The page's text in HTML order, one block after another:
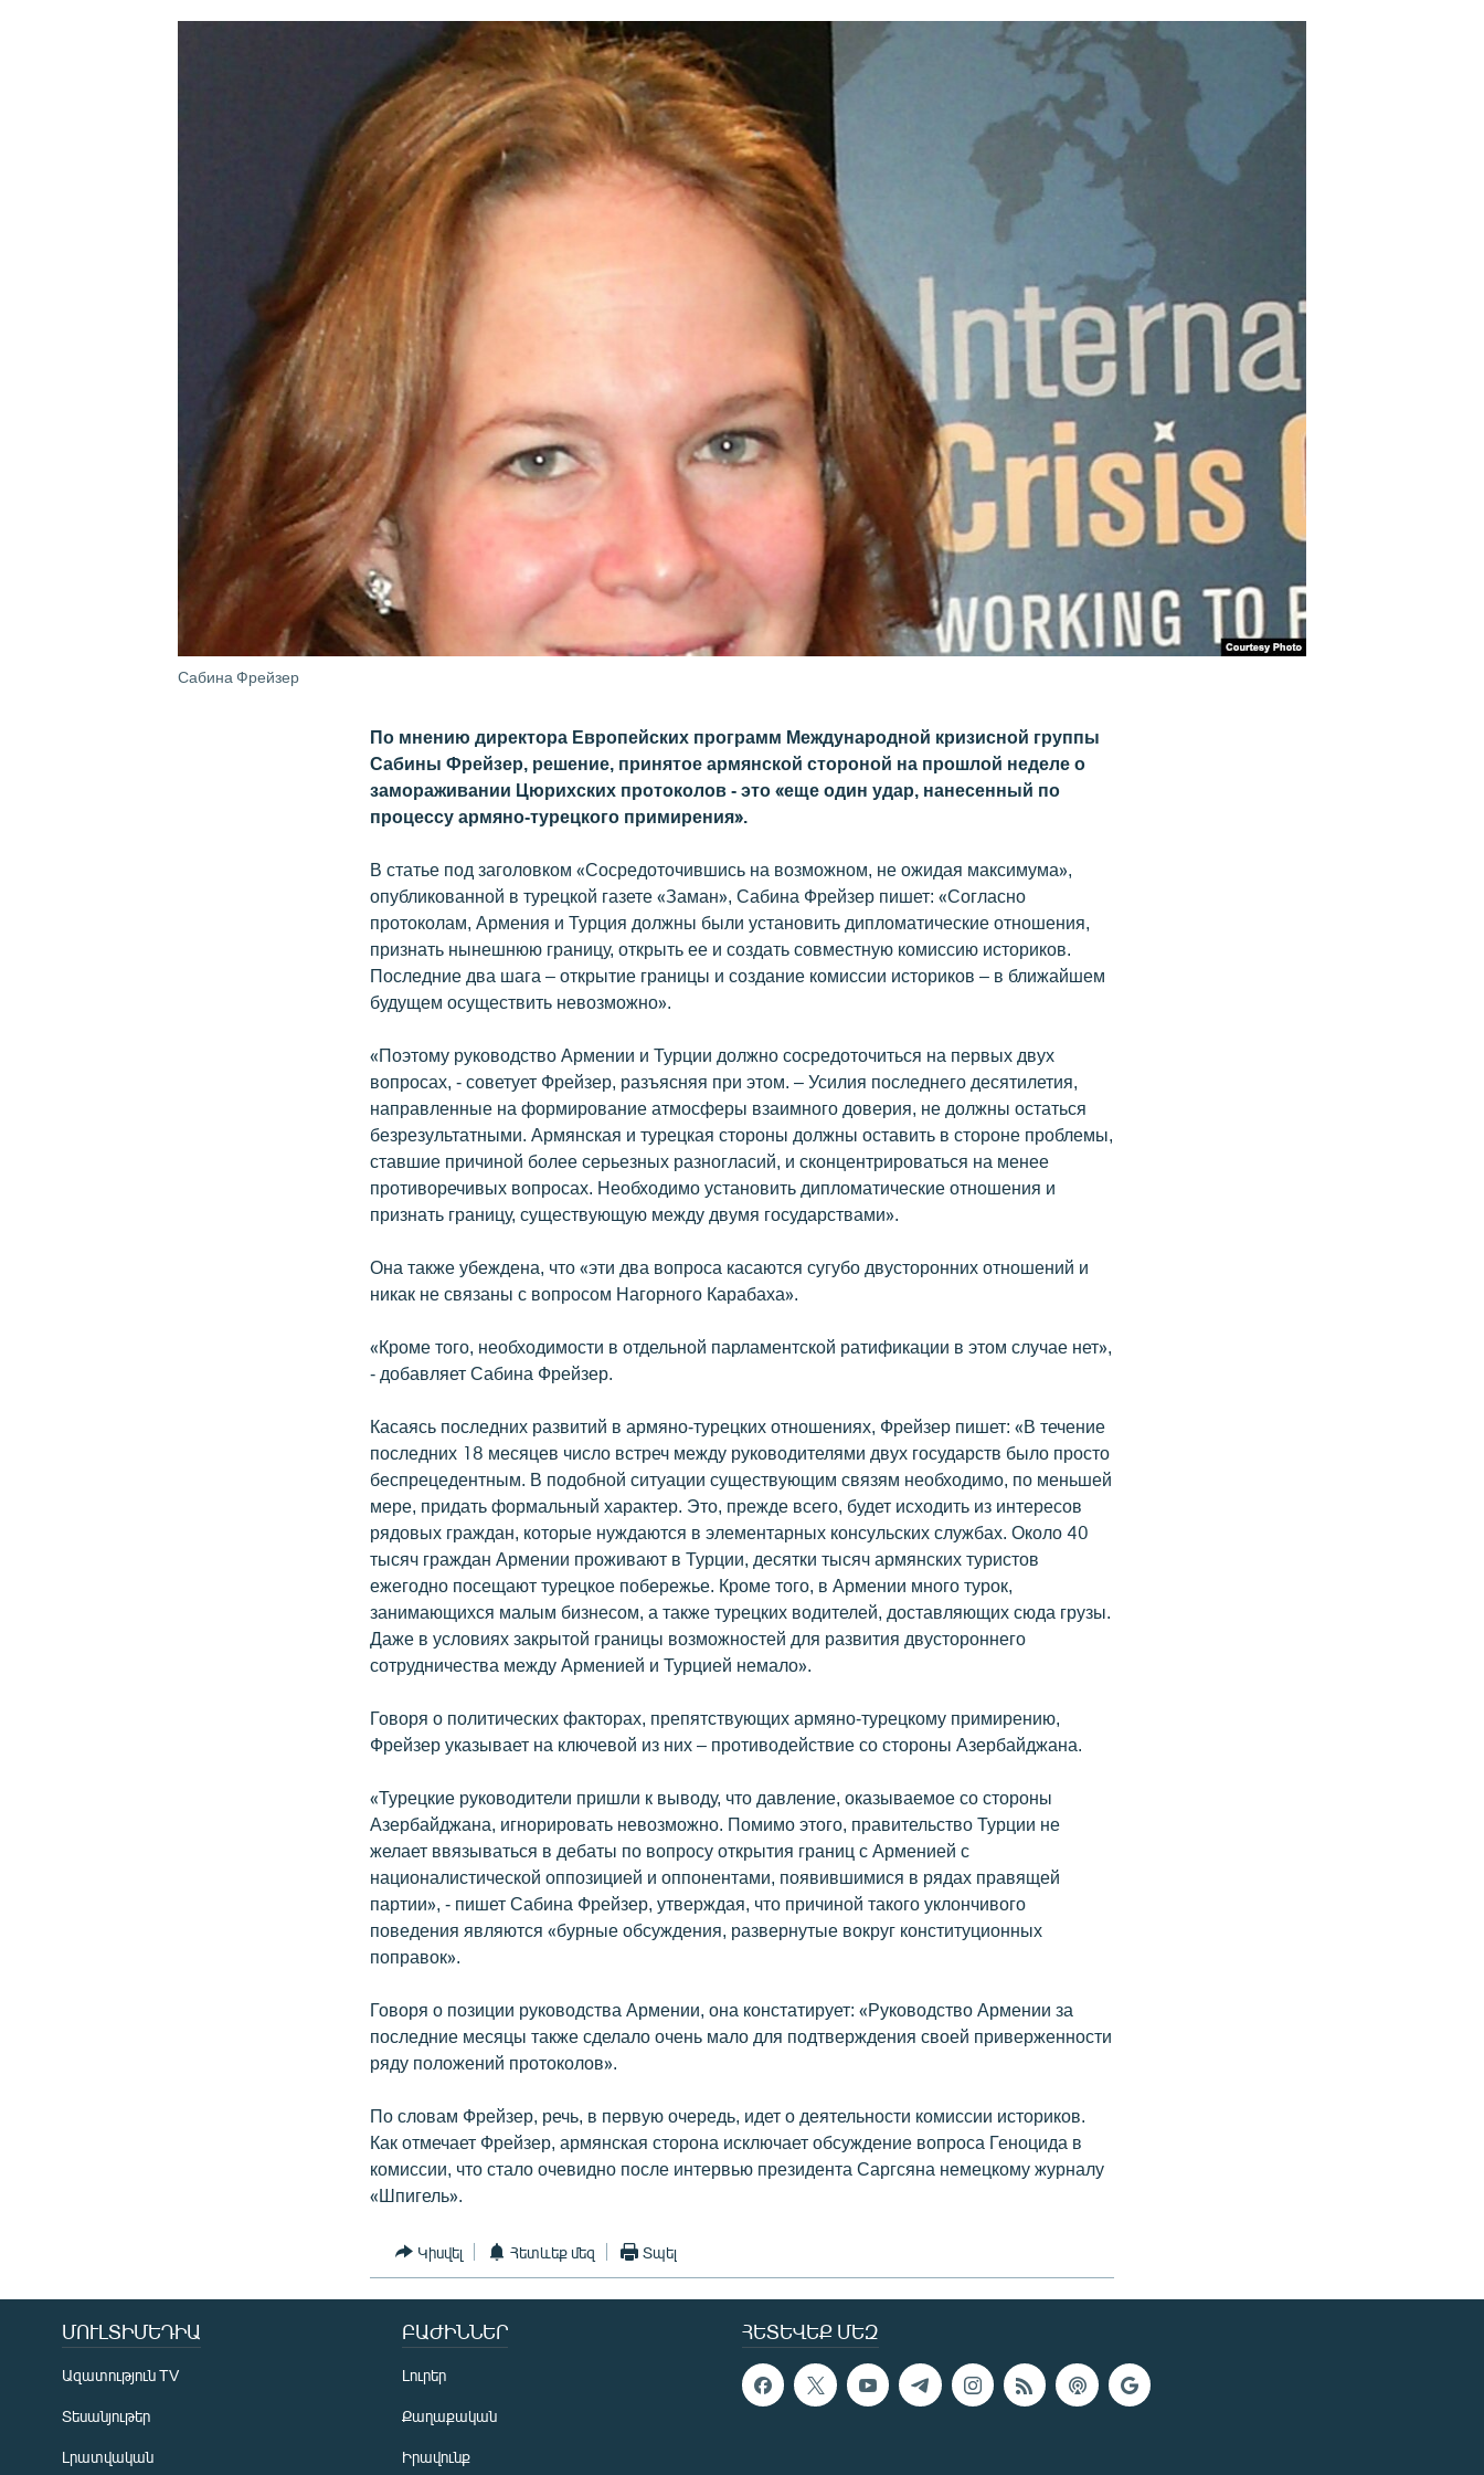
ՁԳՏԵԼՈՎ ԼԱՎԱԳՈՒՅՆԻՆ
Сабина Фрейзер
По мнению директора Европейских программ Международной кризисной группы
Сабины Фрейзер, решение, принятое армянской стороной на прошлой неделе о
замораживании Цюрихских протоколов - это «еще один удар, нанесенный по
процессу армяно-турецкого примирения».
В статье под заголовком «Сосредоточившись на возможном, не ожидая максимума»,
опубликованной в турецкой газете «Заман», Сабина Фрейзер пишет: «Согласно
протоколам, Армения и Турция должны были установить дипломатические отношения,
признать нынешнюю границу, открыть ее и создать совместную комиссию историков.
Последние два шага – открытие границы и создание комиссии историков – в ближайшем
будущем осуществить невозможно».
«Поэтому руководство Армении и Турции должно сосредоточиться на первых двух
вопросах, - советует Фрейзер, разъясняя при этом. – Усилия последнего десятилетия,
направленные на формирование атмосферы взаимного доверия, не должны остаться
безрезультатными. Армянская и турецкая стороны должны оставить в стороне проблемы,
ставшие причиной более серьезных разногласий, и сконцентрироваться на менее
противоречивых вопросах. Необходимо установить дипломатические отношения и
признать границу, существующую между двумя государствами».
Она также убеждена, что «эти два вопроса касаются сугубо двусторонних отношений и
никак не связаны с вопросом Нагорного Карабаха».
«Кроме того, необходимости в отдельной парламентской ратификации в этом случае нет»,
- добавляет Сабина Фрейзер.
Касаясь последних развитий в армяно-турецких отношениях, Фрейзер пишет: «В течение
последних 18 месяцев число встреч между руководителями двух государств было просто
беспрецедентным. В подобной ситуации существующим связям необходимо, по меньшей
мере, придать формальный характер. Это, прежде всего, будет исходить из интересов
рядовых граждан, которые нуждаются в элементарных консульских службах. Около 40
тысяч граждан Армении проживают в Турции, десятки тысяч армянских туристов
ежегодно посещают турецкое побережье. Кроме того, в Армении много турок,
занимающихся малым бизнесом, а также турецких водителей, доставляющих сюда грузы.
Даже в условиях закрытой границы возможностей для развития двустороннего
сотрудничества между Арменией и Турцией немало».
Говоря о политических факторах, препятствующих армяно-турецкому примирению,
Фрейзер указывает на ключевой из них – противодействие со стороны Азербайджана.
«Турецкие руководители пришли к выводу, что давление, оказываемое со стороны
Азербайджана, игнорировать невозможно. Помимо этого, правительство Турции не
желает ввязываться в дебаты по вопросу открытия границ с Арменией с
националистической оппозицией и оппонентами, появившимися в рядах правящей
партии», - пишет Сабина Фрейзер, утверждая, что причиной такого уклончивого
поведения являются «бурные обсуждения, развернутые вокруг конституционных
поправок».
Говоря о позиции руководства Армении, она констатирует: «Руководство Армении за
последние месяцы также сделало очень мало для подтверждения своей приверженности
ряду положений протоколов».
По словам Фрейзер, речь, в первую очередь, идет о деятельности комиссии историков.
Как отмечает Фрейзер, армянская сторона исключает обсуждение вопроса Геноцида в
комиссии, что стало очевидно после интервью президента Саргсяна немецкому журналу
«Шпигель».
Կիսվել Հետևեք մեզ Տպել
ՀԵՏԵՎԵՔ ՄԵԶ
ՄՈՒԼՏԻՄԵԴԻԱ
Ազատություն TV
Տեսանյութեր
Լրատվական
ԲԱԺԻՆՆԵՐ
Լուրեր
Քաղաքական
Իրավունք